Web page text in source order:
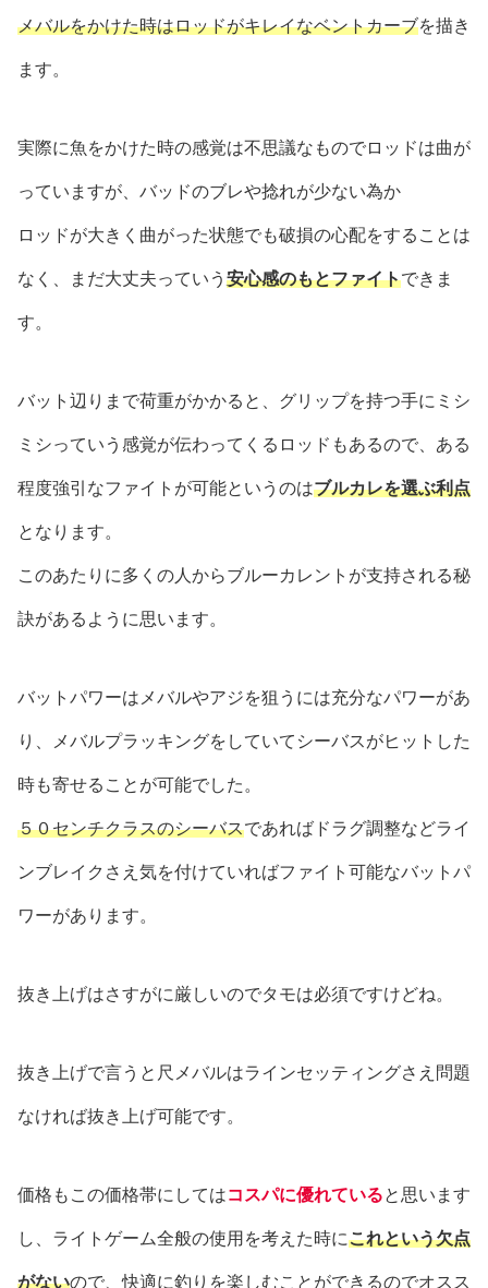
メバルをかけた時はロッドがキレイなベントカーブを描き
ます。
実際に魚をかけた時の感覚は不思議なものでロッドは曲が
っていますが、バッドのブレや捻れが少ない為か
ロッドが大きく曲がった状態でも破損の心配をすることは
なく、まだ大丈夫っていう 安心感のもとファイトできま
す。
バット辺りまで荷重がかかると、グリップを持つ手にミシ
ミシっていう感覚が伝わってくるロッドもあるので、ある
程度強引なファイトが可能というのはブルカレを選ぶ利点
となります。
このあたりに多くの人からブルーカレントが支持される秘
訣があるように思います。
バットパワーはメバルやアジを狙うには充分なパワーがあ
り、メバルプラッキングをしていてシーバスがヒットした
時も寄せることが可能でした。
５０センチクラスのシーバスであればドラグ調整などライ
ンブレイクさえ気を付けていればファイト可能なバットパ
ワーがあります。
抜き上げはさすがに厳しいのでタモは必須ですけどね。
抜き上げで言うと尺メバルはラインセッティングさえ問題
なければ抜き上げ可能です。
価格もこの価格帯にしてはコスパに優れていると思います
し、ライトゲーム全般の使用を考えた時にこれという欠点
がないので、快適に釣りを楽しむことができるのでオスス